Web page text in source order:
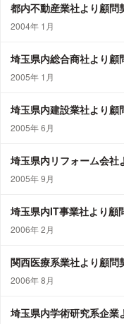
都内不動産業社より顧問
2004年 1月
埼玉県内総合商社より顧
2005年 1月
埼玉県内建設業社より顧
2005年 6月
埼玉県内リフォーム会社
2005年 9月
埼玉県内IT事業社より顧
2006年 2月
関西医療系業社より顧問
2006年 8月
埼玉県内学術研究系企業